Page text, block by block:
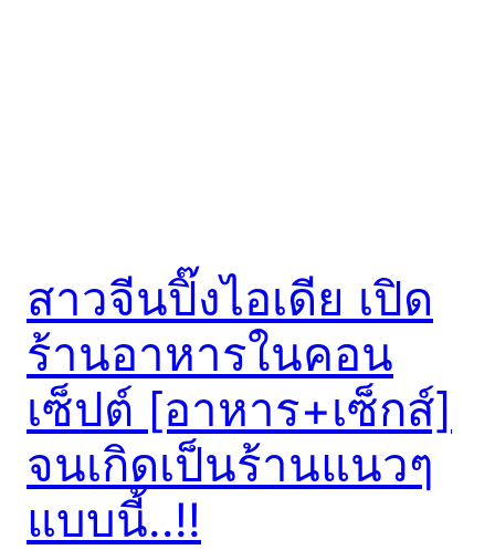
สาวจีนปิ๊งไอเดีย เปิด
ร้านอาหารในคอน
เซ็ปต์ [อาหาร+เซ็กส์]
จนเกิดเป็นร้านแนวๆ
แบบนี้..!!